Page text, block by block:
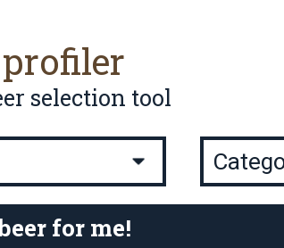
selection tool
for me!